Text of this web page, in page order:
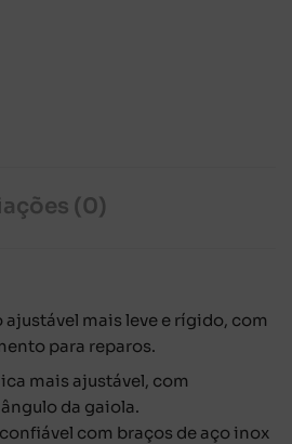
(0)
mais leve e rígido, com
para reparos.
mais ajustável, com
da gaiola.
com braços de aço inox